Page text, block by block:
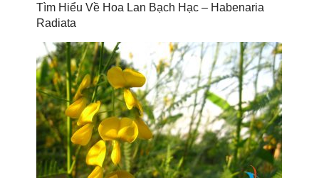
Tìm Hiểu Về Hoa Lan Bạch Hạc – Habenaria
Radiata